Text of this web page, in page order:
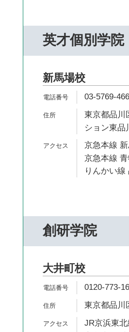
英才個別学院
新馬場校
03-5769-
東京都品川
ション東品
京急本線
京急本線
りんかい線
創研学院
大井町校
0120-773-
東京都品川
JR京浜東